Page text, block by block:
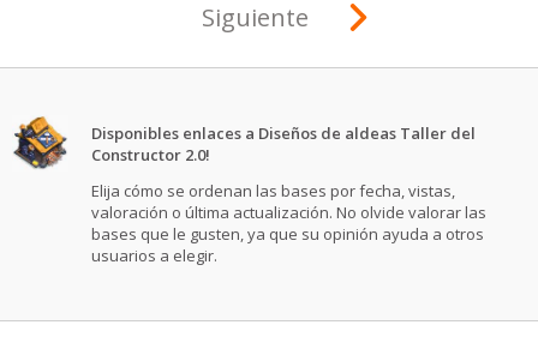
Siguiente
Disponibles enlaces a Diseños de aldeas Taller del
Constructor 2.0!
Elija cómo se ordenan las bases por fecha, vistas,
valoración o última actualización. No olvide valorar las
bases que le gusten, ya que su opinión ayuda a otros
usuarios a elegir.